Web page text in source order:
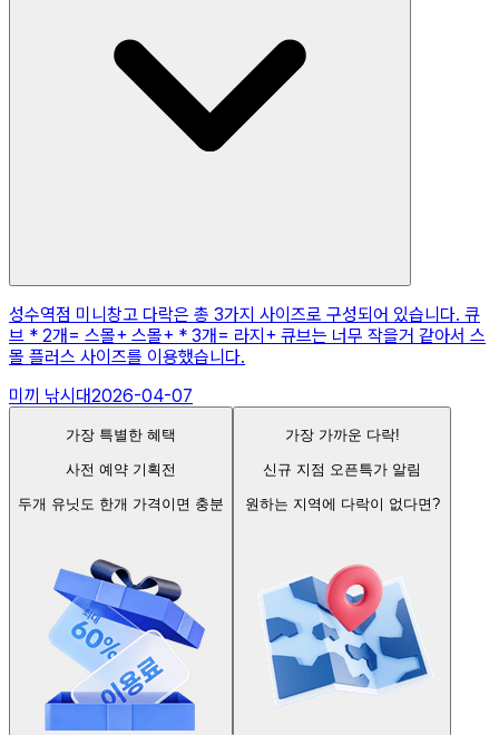
성수역점 미니창고 다락은 총 3가지 사이즈로 구성되어 있습니다. 큐
브 * 2개= 스몰+ 스몰+ * 3개= 라지+ 큐브는 너무 작을거 같아서 스
몰 플러스 사이즈를 이용했습니다.
미끼 낚시대2026-04-07
가장 특별한 혜택
사전 예약 기획전
두개 유닛도 한개 가격이면 충분
가장 가까운 다락!
신규 지점 오픈특가 알림
원하는 지역에 다락이 없다면?